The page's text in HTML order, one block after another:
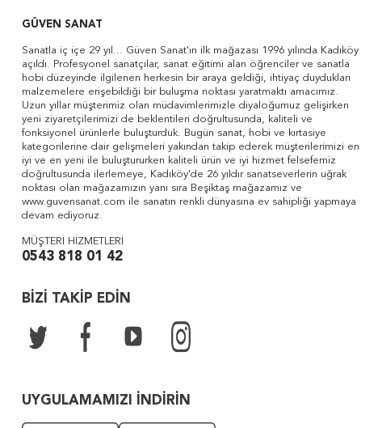
GÜVEN SANAT
Sanatla iç içe 29 yıl... Güven Sanat'ın ilk mağazası 1996 yılında Kadıköy
açıldı. Profesyonel sanatçılar, sanat eğitimi alan öğrenciler ve sanatla
hobi düzeyinde ilgilenen herkesin bir araya geldiği, ihtiyaç duydukları
malzemelere erişebildiği bir buluşma noktası yaratmaktı amacımız.
Uzun yıllar müşterimiz olan müdavimlerimizle diyaloğumuz gelişirken
yeni ziyaretçilerimizi de beklentileri doğrultusunda, kaliteli ve
fonksiyonel ürünlerle buluşturduk. Bugün sanat, hobi ve kırtasiye
kategorilerine dair gelişmeleri yakından takip ederek müşterilerimizi en
iyi ve en yeni ile buluştururken kaliteli ürün ve iyi hizmet felsefemiz
doğrultusunda ilerlemeye, Kadıköy'de 26 yıldır sanatseverlerin uğrak
noktası olan mağazamızın yanı sıra Beşiktaş mağazamız ve
www.guvensanat.com ile sanatın renkli dünyasına ev sahipliği yapmaya
devam ediyoruz.
MÜŞTERİ HİZMETLERİ
0543 818 01 42
BİZİ TAKİP EDİN
UYGULAMAMIZI İNDİRİN